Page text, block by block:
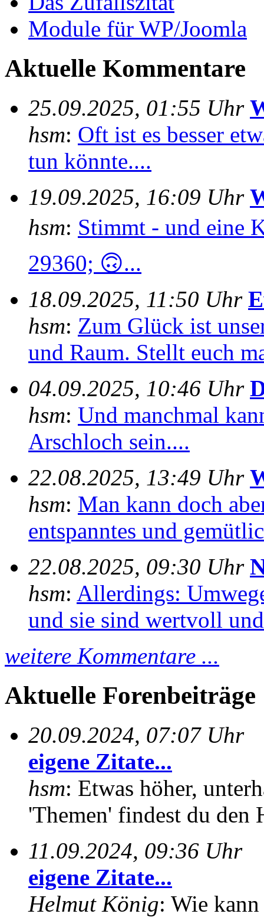
Module für WP/Joomla
Aktuelle Kommentare
25.09.2025, 01:55 Uhr
hsm: Oft ist es besser
tun könnte....
19.09.2025, 16:09 Uhr
hsm: Stimmt - und eine
29360; 🙃...
18.09.2025, 11:50 Uhr
hsm: Zum Glück ist
und Raum. Stellt euch
04.09.2025, 10:46 Uhr
hsm: Und manchmal
Arschloch sein....
22.08.2025, 13:49 Uhr
hsm: Man kann doch
entspanntes und
22.08.2025, 09:30 Uhr
hsm: Allerdings:
und sie sind wertvoll
weitere Kommentare ...
Aktuelle Forenbeiträge
20.09.2024, 07:07 Uhr
eigene Zitate...
hsm: Etwas höher,
'Themen' findest du den
11.09.2024, 09:36 Uhr
eigene Zitate...
Helmut König: Wie